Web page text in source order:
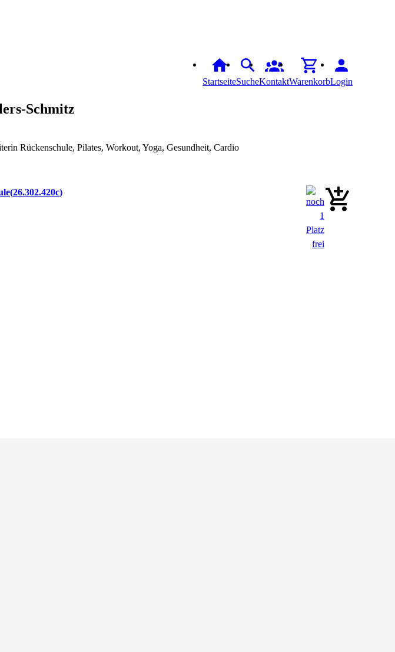
StartseiteSucheKontaktWarenkorbLogin
Schmitz
Rückenschule, Pilates, Workout, Yoga, Gesundheit, Cardio
26.302.420c